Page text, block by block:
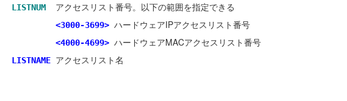
LISTNUM アクセスリスト番号。以下の範囲を指定できる
<3000-3699> ハードウェアIPアクセスリスト番号
<4000-4699> ハードウェアMACアクセスリスト番号
LISTNAME アクセスリスト名